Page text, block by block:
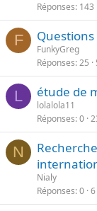
Réponses 143
F Questions
FunkyGreg
Réponses 25
L étude de
lolalola11
Réponses 0
N
Nialy
Réponses 0